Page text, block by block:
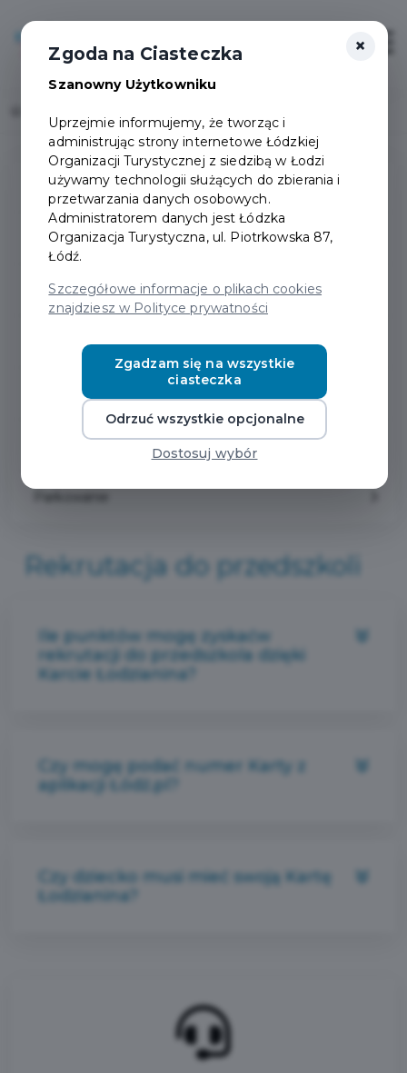
Login/Rejestracja
Pytania ogólne
Zakładanie konta
Aplikacja
Konto Rodzinne
Bilety MPK
Rekrutacja do przedszkoli
Rekrutacja do przedszkoli
Ile punktów mogę zyskaćw
rekrutacji do przedszkola dzięki
Karcie Łodzianina?
Czy mogę podać numer Karty z
aplikacji Łódź.pl?
Czy dziecko musi mieć swoją Kartę
Łodzianina?
×
Zgoda na Ciasteczka
Szanowny Użytkowniku
Uprzejmie informujemy, że tworząc i
administrując strony internetowe Łódzkiej
Organizacji Turystycznej z siedzibą w Łodzi
używamy technologii służących do zbierania i
przetwarzania danych osobowych.
Administratorem danych jest Łódzka
Organizacja Turystyczna, ul. Piotrkowska 87,
Łódź.
Szczegółowe informacje o plikach cookies
znajdziesz w Polityce prywatności
Zgadzam się na wszystkie
ciasteczka
Odrzuć wszystkie opcjonalne
Dostosuj wybór